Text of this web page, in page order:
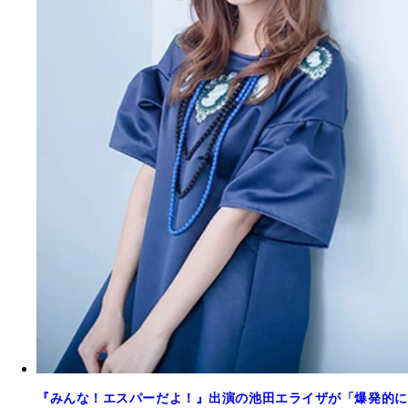
『みんな！エスパーだよ！』出演の池田エライザが「爆発的に